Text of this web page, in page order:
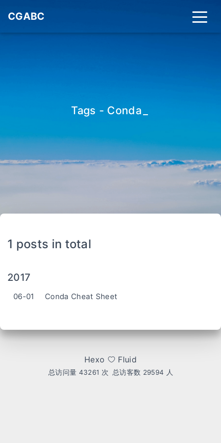
CGABC
Tags - Conda
1 posts in total
2017
06-01 Conda Cheat Sheet
Hexo Fluid
总访问量 43261 次 总访客数 29594 人